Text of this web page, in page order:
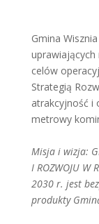
Gmina
celów
Strategią
atrakcyjność i
metrowy
Misja i wizja:
I ROZWOJU W
2030 r. jest
produkty